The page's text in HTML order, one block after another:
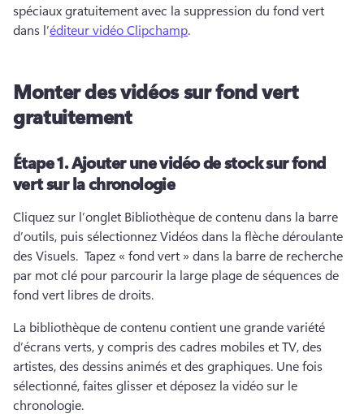
spéciaux gratuitement avec la suppression du fond vert
dans l’éditeur vidéo Clipchamp.
Monter des vidéos sur fond vert
gratuitement
Étape 1.Ajouter une vidéo de stock sur fond
vert sur la chronologie
Cliquez sur l’onglet Bibliothèque de contenu dans la barre
d’outils, puis sélectionnez Vidéos dans la flèche déroulante
des Visuels. Tapez « fond vert » dans la barre de recherche
par mot clé pour parcourir la large plage de séquences de
fond vert libres de droits.
La bibliothèque de contenu contient une grande variété
d’écrans verts, y compris des cadres mobiles et TV, des
artistes, des dessins animés et des graphiques. Une fois
sélectionné, faites glisser et déposez la vidéo sur le
chronologie.